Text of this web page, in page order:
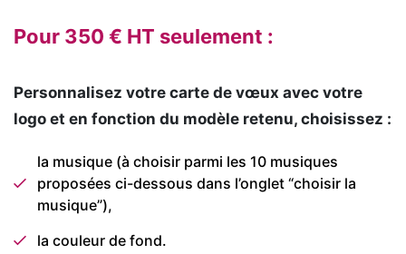
Pour 350 € HT seulement :
Personnalisez votre carte de vœux avec votre
logo et en fonction du modèle retenu, choisissez :
la musique (à choisir parmi les 10 musiques
proposées ci-dessous dans l’onglet “choisir la
musique”),
la couleur de fond.